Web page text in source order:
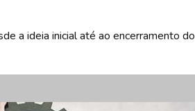
a ideia inicial até ao encerramento do